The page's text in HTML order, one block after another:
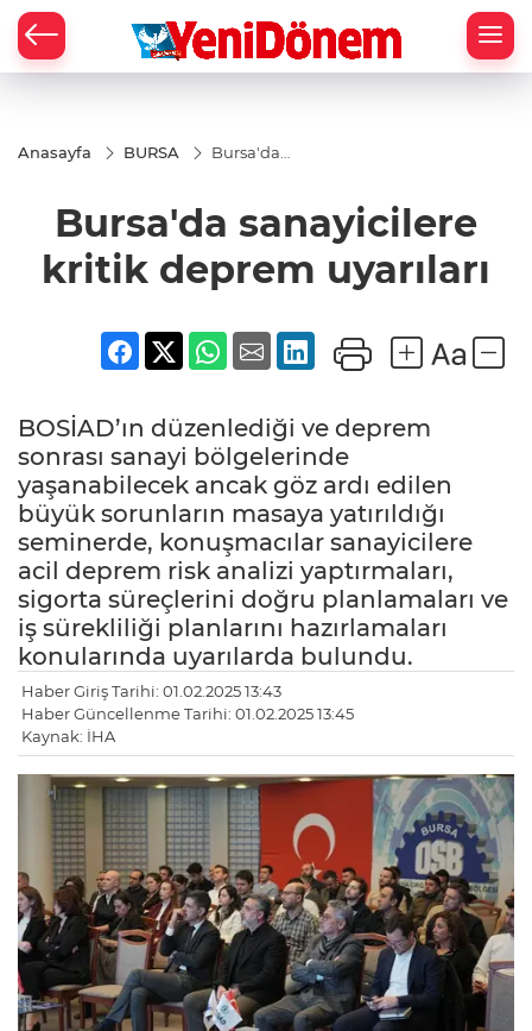
Anasayfa BURSA
Bursa'da
uyarıları
Bursa'da sanayicilere
kritik deprem uyarıları
BOSİAD’ın düzenlediği ve deprem
sonrası sanayi bölgelerinde
yaşanabilecek ancak göz ardı edilen
büyük sorunların masaya yatırıldığı
seminerde, konuşmacılar sanayicilere
acil deprem risk analizi yaptırmaları,
sigorta süreçlerini doğru planlamaları ve
iş sürekliliği planlarını hazırlamaları
konularında uyarılarda bulundu.
Haber Giriş Tarihi: 01.02.2025 13:43
Haber Güncellenme Tarihi: 01.02.2025 13:45
Kaynak: İHA